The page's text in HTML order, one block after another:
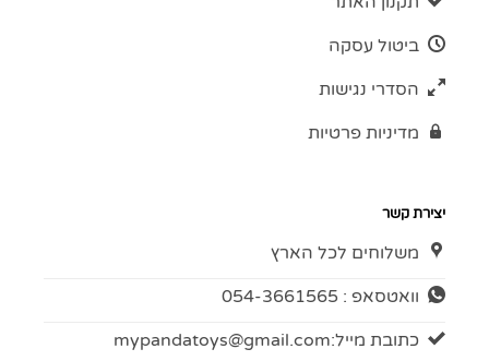
ביטול עסקה
הסדרי נגישות
מדיניות פרטיות
יצירת קשר
משלוחים לכל הארץ
וואטסאפ : 054-3661565
כתובת מייל:mypandatoys@gmail.com